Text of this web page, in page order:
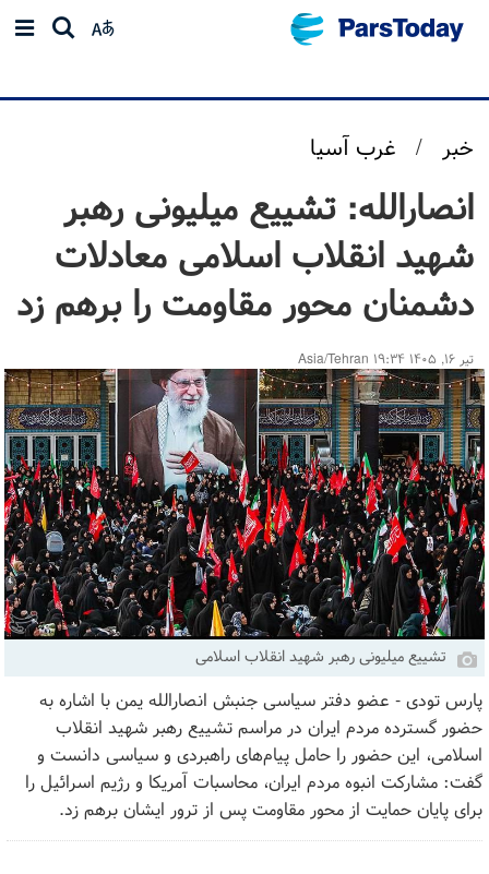
خبر / غرب آسیا
انصارالله: تشییع میلیونی رهبر
شهید انقلاب اسلامی معادلات
دشمنان محور مقاومت را برهم زد
تیر ۱۶, ۱۴۰۵ ۱۹:۳۴ Asia/Tehran
تشییع میلیونی رهبر شهید انقلاب اسلامی
پارس تودی - عضو دفتر سیاسی جنبش انصارالله یمن با اشاره به
حضور گسترده مردم ایران در مراسم تشییع رهبر شهید انقلاب
اسلامی، این حضور را حامل پیام‌های راهبردی و سیاسی دانست و
گفت: مشارکت انبوه مردم ایران، محاسبات آمریکا و رژیم اسرائیل را
برای پایان حمایت از محور مقاومت پس از ترور ایشان برهم زد.